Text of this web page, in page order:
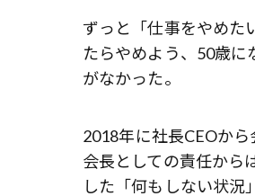
ずっと「仕事をやめた
たらやめよう、50歳に
がなかった。
2018年に社長CEOか
会長としての責任から
した「何もしない状況